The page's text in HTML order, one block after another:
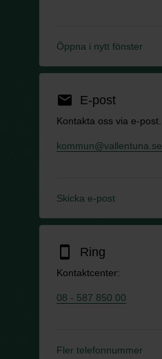
Öppna i nytt fönster
email E-post
Kontakta oss via e-post.
kommun@vallentuna.se
Skicka e-post
smartphone Ring
Kontaktcenter:
08 - 587 850 00
Fler telefonnummer